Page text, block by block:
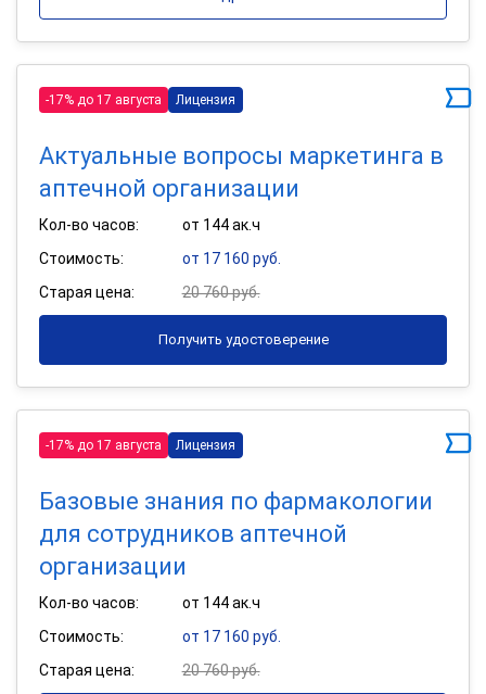
-17% до 17 августа Лицензия
Актуальные вопросы маркетинга в
аптечной организации
Кол-во часов:
от 144 ак.ч
Стоимость:
от 17 160 руб.
Старая цена:
20 760 руб.
Получить удостоверение
-17% до 17 августа Лицензия
Базовые знания по фармакологии
для сотрудников аптечной
организации
Кол-во часов:
от 144 ак.ч
Стоимость:
от 17 160 руб.
Старая цена:
20 760 руб.